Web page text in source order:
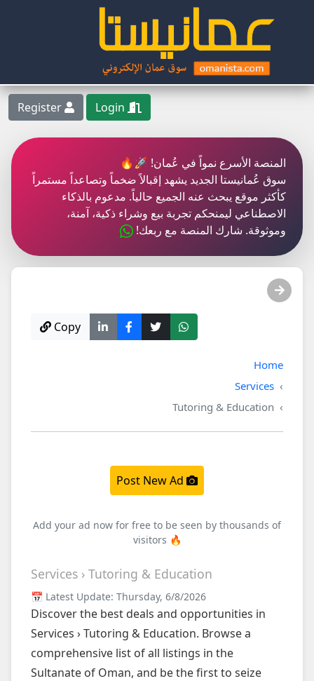
المنصة الأسرع نمواً في عُمان! 🚀🔥
سوق عُمانيستا الجديد يشهد إقبالاً ضخماً وتصاعداً مستمراً
كأكثر موقع يبحث عنه الجميع حالياً. مدعوم بالذكاء
الاصطناعي ليمنحكم تجربة بيع وشراء ذكية، آمنة،
وموثوقة. شارك المنصة مع ربعك!
Copy
Home
Services
Tutoring & Education
Add your ad now for free to be seen by thousands of
visitors 🔥
Services › Tutoring & Education
📅 Latest Update: Thursday, 6/8/2026
Discover the best deals and opportunities in
Services › Tutoring & Education. Browse a
comprehensive list of all listings in the
Sultanate of Oman, and be the first to seize